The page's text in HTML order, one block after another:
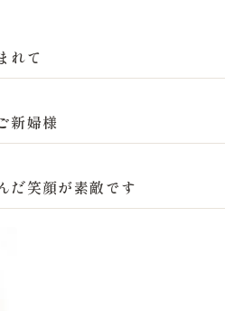
れて
新婦様
だ笑顔が素敵です